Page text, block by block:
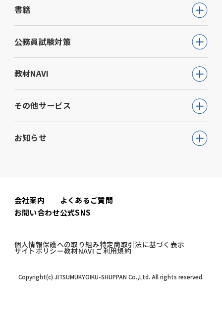
書籍
公務員試験
教員採用試験
就職・資格・検定
教育・学参
ビジネス
生活実用・教養
心理学
公務員試験対策
公務員試験について知る
通信講座
動画で学ぶ【公務員合格】シリーズ
書籍
模擬試験
教材NAVI
高等学校向け事業
大学・短期大学向け事業
専門学校向け事業
中学校向け事業
その他サービス
ウェルネス(心理検査他)
児童発達支援事業
お知らせ
書籍関連
公務員試験関連
会社案内
お問い合わせ
よくあるご質問
公式SNS
個人情報保護への取り組み特定商取引法に基づく表示
サイトポリシー教材NAVI ご利用規約
Copyright(c) JITSUMUKYOIKU-SHUPPAN Co.,Ltd. All rights reserved.